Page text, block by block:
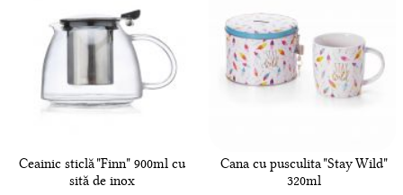
Ceainic sticlă "Finn" 900ml cu
sită de inox
Cana cu pusculita "Stay Wild"
320ml